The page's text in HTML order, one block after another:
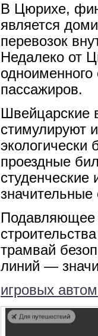
В Цюрихе,
является
перевозок
Недалеко от
пассажиров.
Швейцарские
стимулируют
экологически
проездные
студенческие
значительные
Подавляющее
трамвай
линий —
игровых